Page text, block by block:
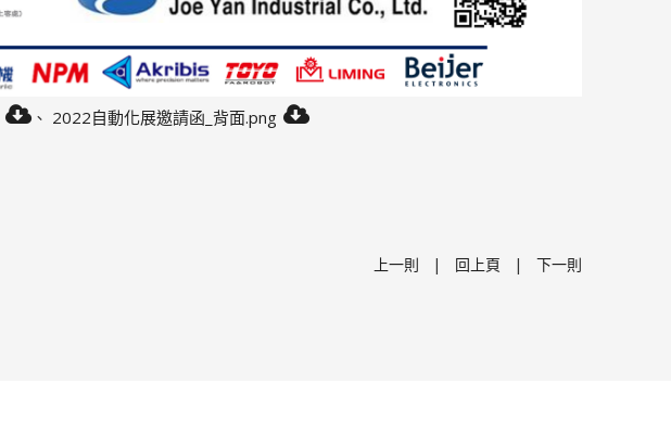
、 2022自動化展邀請函_背面.png
上一則 | 回上頁 | 下一則